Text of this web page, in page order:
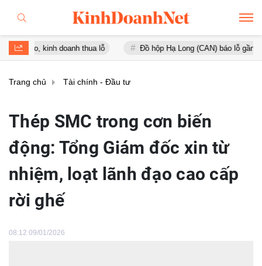
kinh doanh thua lỗ Đồ hộp Hạ Long (CAN) báo lỗ gần 16 tỷ
Trang chủ Tài chính - Đầu tư
Thép SMC trong cơn biến
động: Tổng Giám đốc xin từ
nhiệm, loạt lãnh đạo cao cấp
rời ghế
08:12 09/01/2026